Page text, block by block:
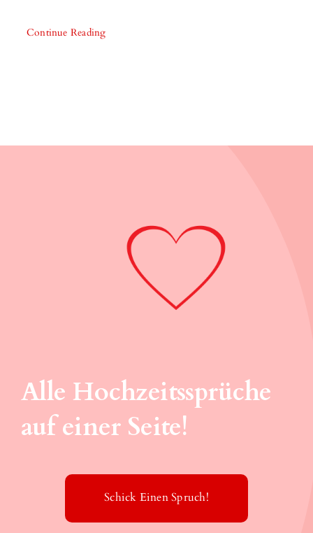
Continue Reading
Alle Hochzeitssprüche
auf einer Seite!
Schick Einen Spruch!